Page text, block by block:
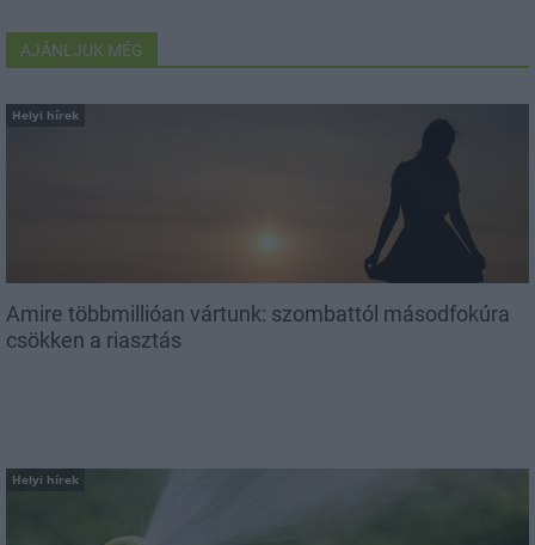
AJÁNLJUK MÉG
Helyi hírek
Amire többmillióan vártunk: szombattól másodfokúra
csökken a riasztás
Helyi hírek